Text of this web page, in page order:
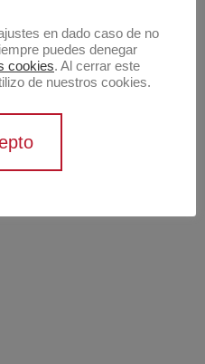
en dado caso de no
puedes denegar
cookies. Al cerrar este
de nuestros cookies.